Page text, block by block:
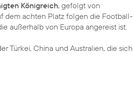
Königreich, gefolgt von
dem achten Platz folgen die Football-
außerhalb von Europa angereist ist.
Türkei, China und Australien, die sich